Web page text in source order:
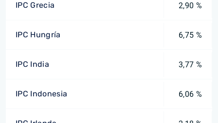
IPC Grecia 2,90 %
IPC Hungría 6,75 %
IPC India 3,77 %
IPC Indonesia 6,06 %